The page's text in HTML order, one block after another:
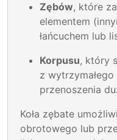
Zębów, które
elementem
łańcuchem lub
Korpusu, który
z
przenoszenia
Koła zębate
obrotowego lub